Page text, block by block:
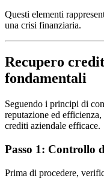
Questi elementi
una crisi finanziaria.
Recupero
fondamentali
Seguendo i principi di
reputazione ed
crediti aziendale efficace.
Passo 1: Controllo
Prima di procedere,